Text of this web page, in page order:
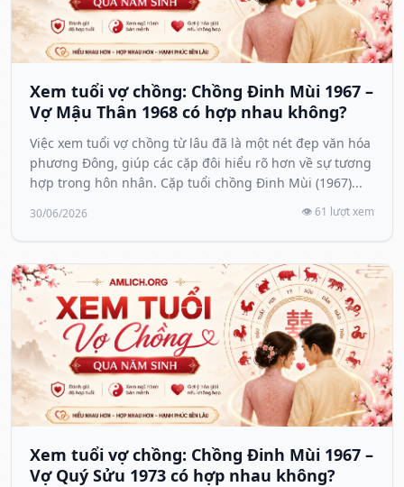
Xem tuổi vợ chồng: Chồng Đinh Mùi 1967 –
Vợ Mậu Thân 1968 có hợp nhau không?
Việc xem tuổi vợ chồng từ lâu đã là một nét đẹp văn hóa
phương Đông, giúp các cặp đôi hiểu rõ hơn về sự tương
hợp trong hôn nhân. Cặp tuổi chồng Đinh Mùi (1967)...
30/06/2026 👁️ 61 lượt xem
Xem tuổi vợ chồng: Chồng Đinh Mùi 1967 –
Vợ Quý Sửu 1973 có hợp nhau không?